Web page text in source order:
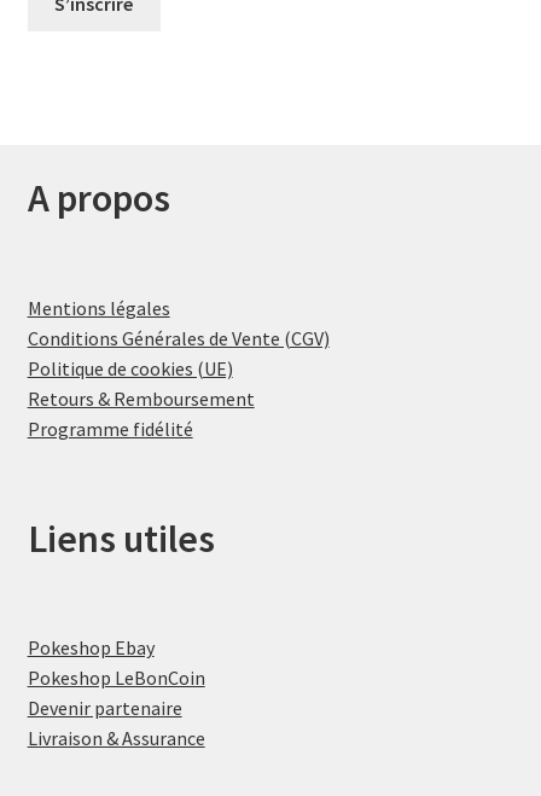
A propos
Mentions légales
Conditions Générales de Vente (CGV)
Politique de cookies (UE)
Retours & Remboursement
Programme fidélité
Liens utiles
Pokeshop Ebay
Pokeshop LeBonCoin
Devenir partenaire
Livraison & Assurance